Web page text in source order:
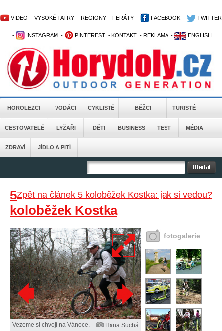
VIDEO - VYSOKÉ TATRY - REGIONY - FERÁTY - FACEBOOK - TWITTER
- INSTAGRAM - PINTEREST - KONTAKT - REKLAMA - ENGLISH
HOROLEZCI VODÁCI CYKLISTÉ BĚŽCI TURISTÉ
CESTOVATELÉ LYŽAŘI DĚTI BUSINESS TEST MÉDIA
ZDRAVÍ JÍDLO A PITÍ
Zpět na článek 5 koloběžek Kostka: jak si vedou?
5
koloběžek Kostka
Vezeme si chvojí na Vánoce. Hana Suchá
fotogalerie